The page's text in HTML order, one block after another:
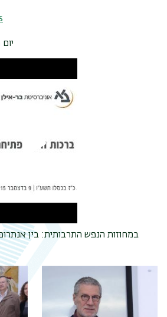
יום
במחוזות הנפש התרבותית: בין